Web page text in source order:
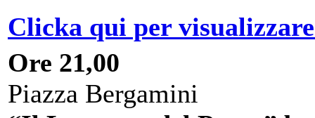
Clicka qui per
Ore 21,00
Piazza Bergamini